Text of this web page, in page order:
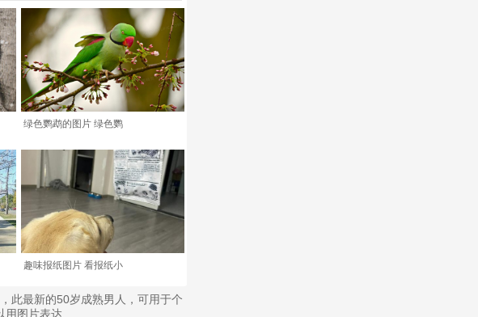
绿色鹦鹉的图片 绿色鹦
趣味报纸图片 看报纸小
此最新的50岁成熟男人，可用于个
用图片表达